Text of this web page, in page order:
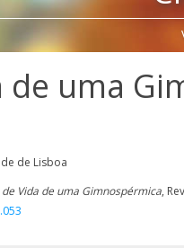
de uma
de Lisboa
de Vida de uma Gimnospérmica,